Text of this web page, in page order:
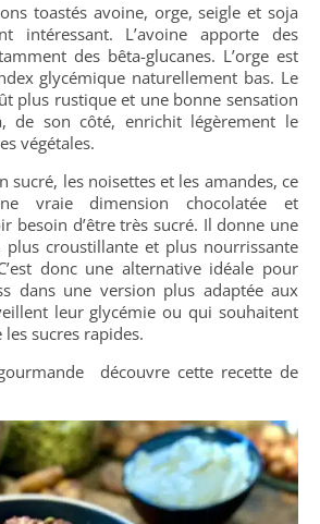
toastés avoine, orge, seigle et soja
intéressant. L’avoine apporte des
des bêta-glucanes. L’orge est
glycémique naturellement bas. Le
plus rustique et une bonne sensation
de son côté, enrichit légèrement le
végétales.
sucré, les noisettes et les amandes, ce
vraie dimension chocolatée et
besoin d’être très sucré. Il donne une
plus croustillante et plus nourrissante
donc une alternative idéale pour
dans une version plus adaptée aux
leur glycémie ou qui souhaitent
sucres rapides.
découvre cette recette de